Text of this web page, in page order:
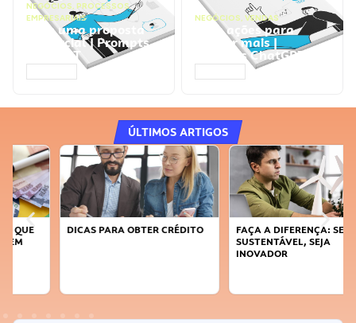
NEGÓCIOS, PROCESSOS
EMPRESARIAIS
Faça uma proposta
comercial | Prompts
ChatGPT
NEGÓCIOS, VENDAS
Faça ações para
vender mais |
Prompts ChatGPT
ÚLTIMOS ARTIGOS
DICAS PARA OBTER CRÉDITO
FAÇA A DIFERENÇA: SEJA
SUSTENTÁVEL, SEJA
INOVADOR